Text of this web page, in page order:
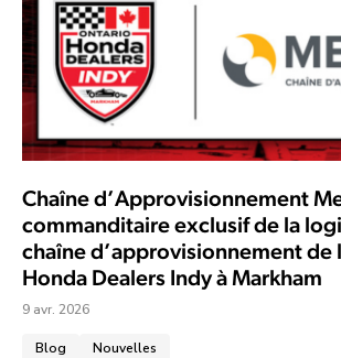
Chaîne d’Approvisionnement
commanditaire exclusif de la
chaîne d’approvisionnement de
Honda Dealers Indy à Markham
9 avr. 2026
Blog Nouvelles